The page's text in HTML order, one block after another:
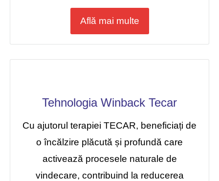
Află mai multe
Tehnologia Winback Tecar
Cu ajutorul terapiei TECAR, beneficiați de
o încălzire plăcută și profundă care
activează procesele naturale de
vindecare, contribuind la reducerea